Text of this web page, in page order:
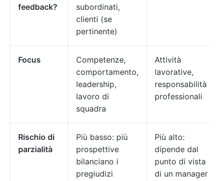
feedback?
subordinati,
clienti (se
pertinente)
Focus
Competenze,
comportamento,
leadership,
lavoro di
squadra
Attività
lavorative,
responsabilità
professionali
Rischio di
parzialità
Più basso: più
prospettive
bilanciano i
pregiudizi
Più alto:
dipende dal
punto di vista
di un manager